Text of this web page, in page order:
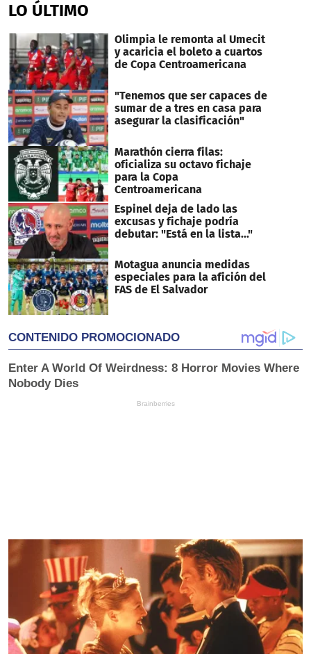
LO ÚLTIMO
Olimpia le remonta al Umecit
y acaricia el boleto a cuartos
de Copa Centroamericana
"Tenemos que ser capaces de
sumar de a tres en casa para
asegurar la clasificación"
Marathón cierra filas:
oficializa su octavo fichaje
para la Copa
Centroamericana
Espinel deja de lado las
excusas y fichaje podría
debutar: "Está en la lista..."
Motagua anuncia medidas
especiales para la afición del
FAS de El Salvador